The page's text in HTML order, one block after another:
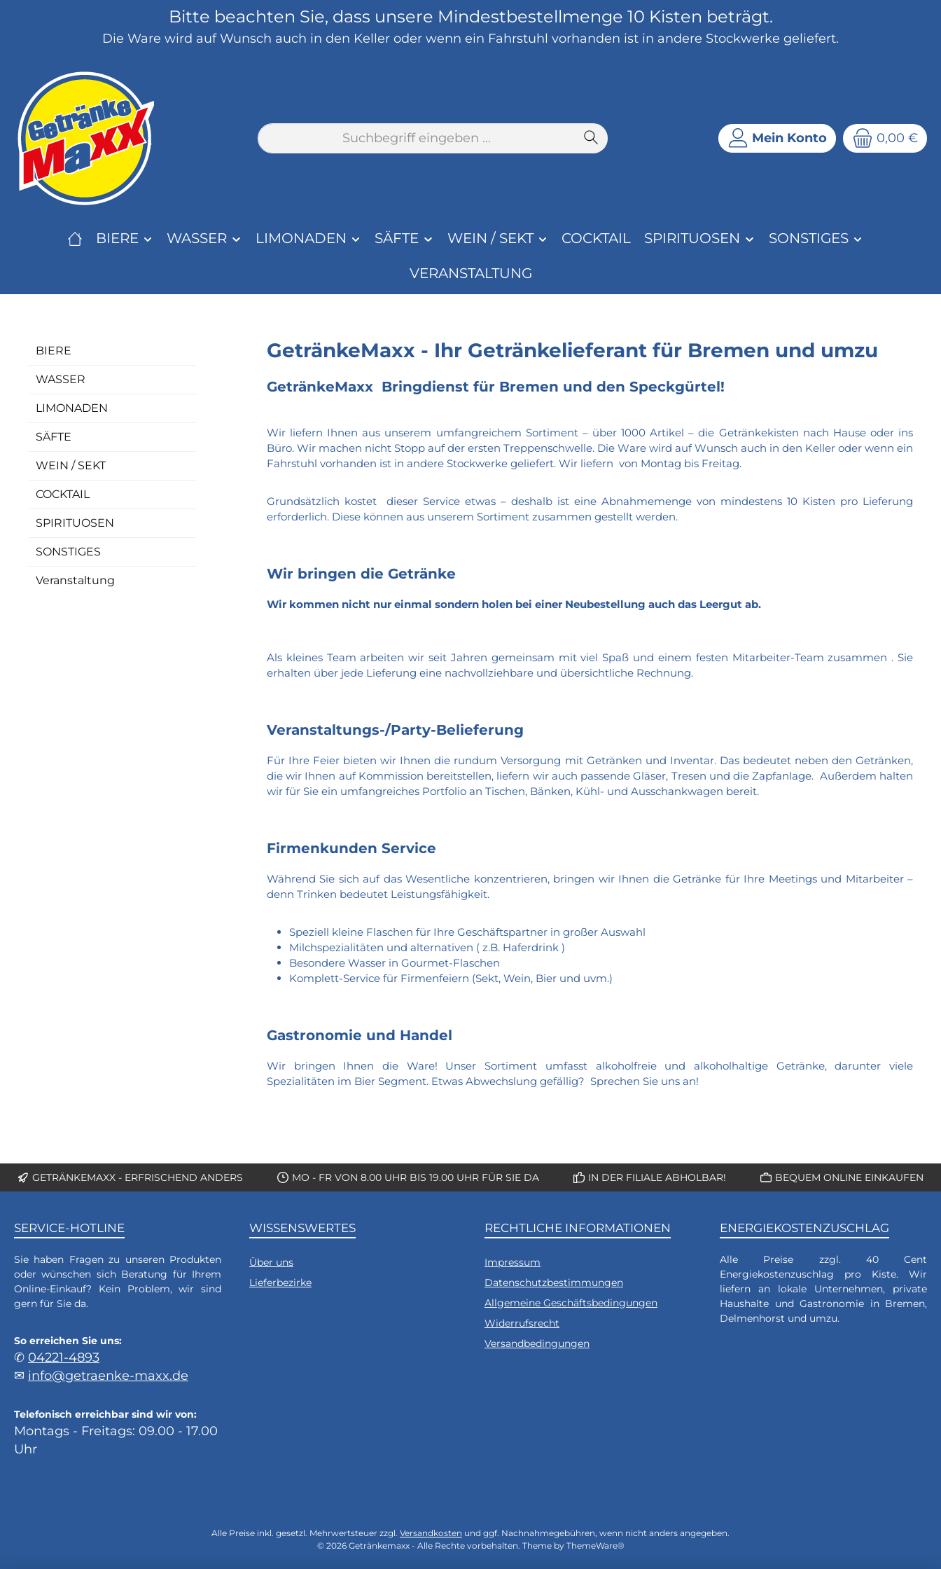
Zur Hauptnavigation springenBitte beachten Sie, dass unsere Mindestbestellmenge 10 Kisten beträgt.
Die Ware wird auf Wunsch auch in den Keller oder wenn ein Fahrstuhl vorhanden ist in andere Stockwerke geliefert.
Mein Konto 0,00 €
BIERE WASSER LIMONADEN SÄFTE WEIN / SEKT COCKTAIL SPIRITUOSEN SONSTIGES
VERANSTALTUNG
BIERE
WASSER
LIMONADEN
SÄFTE
WEIN / SEKT
COCKTAIL
SPIRITUOSEN
SONSTIGES
Veranstaltung
GetränkeMaxx - Ihr Getränkelieferant für Bremen und umzu
GetränkeMaxx Bringdienst für Bremen und den Speckgürtel!
Wir liefern Ihnen aus unserem umfangreichem Sortiment – über 1000 Artikel – die Getränkekisten nach Hause oder ins
Büro. Wir machen nicht Stopp auf der ersten Treppenschwelle. Die Ware wird auf Wunsch auch in den Keller oder wenn ein
Fahrstuhl vorhanden ist in andere Stockwerke geliefert. Wir liefern von Montag bis Freitag.
Grundsätzlich kostet dieser Service etwas – deshalb ist eine Abnahmemenge von mindestens 10 Kisten pro Lieferung
erforderlich. Diese können aus unserem Sortiment zusammen gestellt werden.
Wir bringen die Getränke
Wir kommen nicht nur einmal sondern holen bei einer Neubestellung auch das Leergut ab.
Als kleines Team arbeiten wir seit Jahren gemeinsam mit viel Spaß und einem festen Mitarbeiter-Team zusammen . Sie
erhalten über jede Lieferung eine nachvollziehbare und übersichtliche Rechnung.
Veranstaltungs-/Party-Belieferung
Für Ihre Feier bieten wir Ihnen die rundum Versorgung mit Getränken und Inventar. Das bedeutet neben den Getränken,
die wir Ihnen auf Kommission bereitstellen, liefern wir auch passende Gläser, Tresen und die Zapfanlage. Außerdem halten
wir für Sie ein umfangreiches Portfolio an Tischen, Bänken, Kühl- und Ausschankwagen bereit.
Firmenkunden Service
Während Sie sich auf das Wesentliche konzentrieren, bringen wir Ihnen die Getränke für Ihre Meetings und Mitarbeiter –
denn Trinken bedeutet Leistungsfähigkeit.
Speziell kleine Flaschen für Ihre Geschäftspartner in großer Auswahl
Milchspezialitäten und alternativen ( z.B. Haferdrink )
Besondere Wasser in Gourmet-Flaschen
Komplett-Service für Firmenfeiern (Sekt, Wein, Bier und uvm.)
Gastronomie und Handel
Wir bringen Ihnen die Ware! Unser Sortiment umfasst alkoholfreie und alkoholhaltige Getränke, darunter viele
Spezialitäten im Bier Segment. Etwas Abwechslung gefällig? Sprechen Sie uns an!
GETRÄNKEMAXX - ERFRISCHEND ANDERS MO - FR VON 8.00 UHR BIS 19.00 UHR FÜR SIE DA IN DER FILIALE ABHOLBAR! BEQUEM ONLINE EINKAUFEN
SERVICE-HOTLINE
Sie haben Fragen zu unseren Produkten
oder wünschen sich Beratung für Ihrem
Online-Einkauf? Kein Problem, wir sind
gern für Sie da.
So erreichen Sie uns:
✆ 04221-4893
✉ info@getraenke-maxx.de
Telefonisch erreichbar sind wir von:
Montags - Freitags: 09.00 - 17.00
Uhr
WISSENSWERTES
Über uns
Lieferbezirke
RECHTLICHE INFORMATIONEN
Impressum
Datenschutzbestimmungen
Allgemeine Geschäftsbedingungen
Widerrufsrecht
Versandbedingungen
ENERGIEKOSTENZUSCHLAG
Alle Preise zzgl. 40 Cent
Energiekostenzuschlag pro Kiste. Wir
liefern an lokale Unternehmen, private
Haushalte und Gastronomie in Bremen,
Delmenhorst und umzu.
Alle Preise inkl. gesetzl. Mehrwertsteuer zzgl. Versandkosten und ggf. Nachnahmegebühren, wenn nicht anders angegeben.
© 2026 Getränkemaxx - Alle Rechte vorbehalten. Theme by ThemeWare®